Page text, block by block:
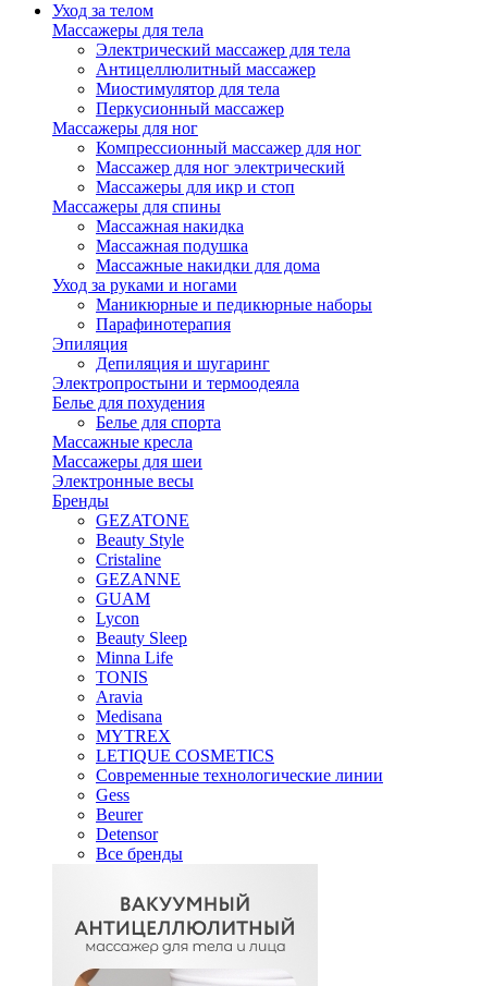
Уход за телом
Массажеры для тела
Электрический массажер для тела
Антицеллюлитный массажер
Миостимулятор для тела
Перкусионный массажер
Массажеры для ног
Компрессионный массажер для ног
Массажер для ног электрический
Массажеры для икр и стоп
Массажеры для спины
Массажная накидка
Массажная подушка
Массажные накидки для дома
Уход за руками и ногами
Маникюрные и педикюрные наборы
Парафинотерапия
Эпиляция
Депиляция и шугаринг
Электропростыни и термоодеяла
Белье для похудения
Белье для спорта
Массажные кресла
Массажеры для шеи
Электронные весы
Бренды
GEZATONE
Beauty Style
Cristaline
GEZANNE
GUAM
Lycon
Beauty Sleep
Minna Life
TONIS
Aravia
Medisana
MYTREX
LETIQUE COSMETICS
Современные технологические линии
Gess
Beurer
Detensor
Все бренды